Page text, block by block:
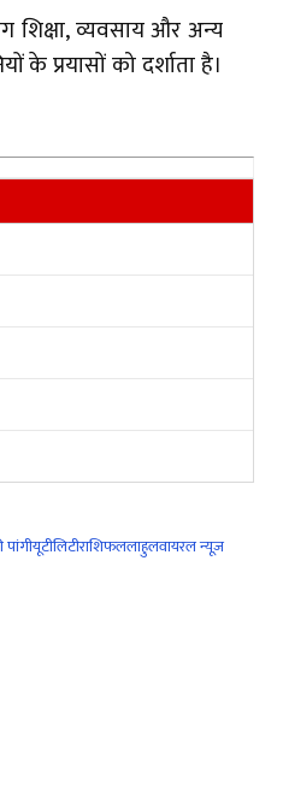
व्यवसाय और अन्य
प्रयासों को दर्शाता है।
पांगीयूटीलिटीराशिफललाहुलवायरल न्यूज़